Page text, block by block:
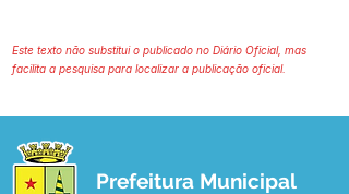
Este texto não substitui o publicado no Diário Oficial, mas
facilita a pesquisa para localizar a publicação oficial.
Prefeitura Municipal